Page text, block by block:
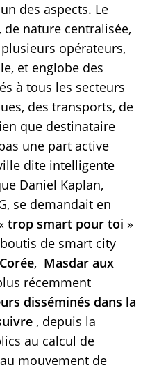
des aspects. Le
nature centralisée,
plusieurs opérateurs,
et englobe des
à tous les secteurs
des transports, de
que destinataire
une part active
dite intelligente
Daniel Kaplan,
se demandait en
trop smart pour toi »
de smart city
, Masdar aux
récemment
disséminés dans la
, depuis la
au calcul de
mouvement de